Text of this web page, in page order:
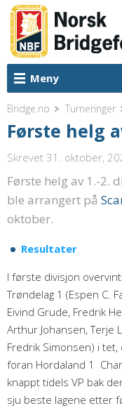
Meny
Bridge.no Turneringer
Første helg
Skrevet 31. oktober,
Første helg av 1.-2.
ble arrangert på
oktober.
Resultater
I første divisjon
Trøndelag 1 (Espen C.
Eivind Grude, Fredrik
Arthur Johansen, Terje
Fredrik Simonsen) i tet,
foran Hordaland 1
knappt tidels VP bak
sju beste lagene etter